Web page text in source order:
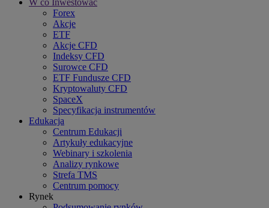
Forex
Akcje
ETF
Akcje CFD
Indeksy CFD
Surowce CFD
ETF Fundusze CFD
Kryptowaluty CFD
SpaceX
Specyfikacja instrumentów
Edukacja
Centrum Edukacji
Artykuły edukacyjne
Webinary i szkolenia
Analizy rynkowe
Strefa TMS
Centrum pomocy
Rynek